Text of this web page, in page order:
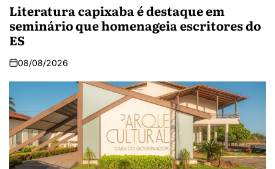
Literatura capixaba é destaque em
seminário que homenageia escritores do
ES
08/08/2026